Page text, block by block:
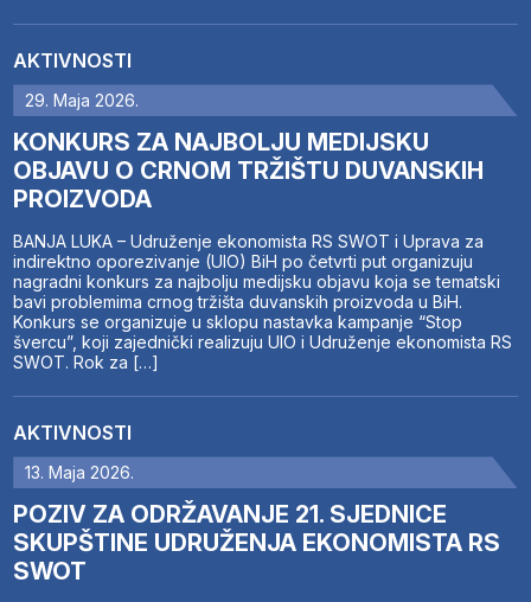
AKTIVNOSTI
29. Maja 2026.
KONKURS ZA NAJBOLJU MEDIJSKU
OBJAVU O CRNOM TRŽIŠTU DUVANSKIH
PROIZVODA
BANJA LUKA – Udruženje ekonomista RS SWOT i Uprava za
indirektno oporezivanje (UIO) BiH po četvrti put organizuju
nagradni konkurs za najbolju medijsku objavu koja se tematski
bavi problemima crnog tržišta duvanskih proizvoda u BiH.
Konkurs se organizuje u sklopu nastavka kampanje “Stop
švercu”, koji zajednički realizuju UIO i Udruženje ekonomista RS
SWOT. Rok za […]
AKTIVNOSTI
13. Maja 2026.
POZIV ZA ODRŽAVANJE 21. SJEDNICE
SKUPŠTINE UDRUŽENJA EKONOMISTA RS
SWOT